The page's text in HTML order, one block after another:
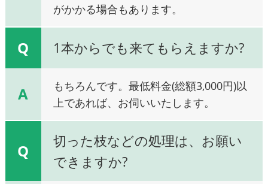
がかかる場合もあります。
Q 1本からでも来てもらえますか?
A
もちろんです。最低料金(総額3,000円)以
上であれば、お伺いいたします。
Q
切った枝などの処理は、お願い
できますか?